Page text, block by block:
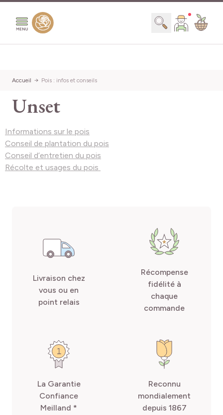
Chercher
Accueil Pois : infos et conseils
Unset
Informations sur le pois
Conseil de plantation du pois
Conseil d’entretien du pois
Récolte et usages du pois
Livraison chez
vous ou en
point relais
Récompense
fidélité à
chaque
commande
La Garantie
Confiance
Meilland *
Reconnu
mondialement
depuis 1867